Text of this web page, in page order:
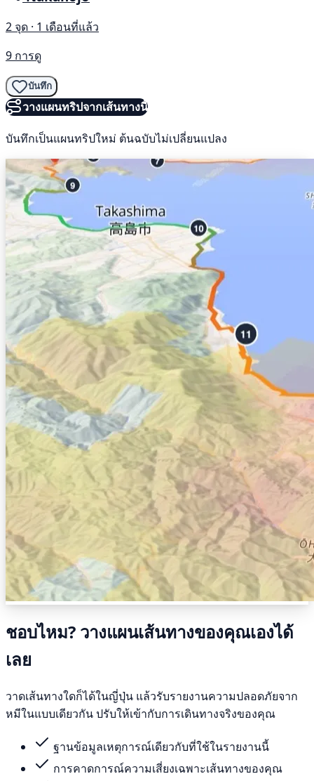
2 จุด · 1 เดือนที่แล้ว
9 การดู
บันทึก
วางแผนทริปจากเส้นทางนี้
บันทึกเป็นแผนทริปใหม่ ต้นฉบับไม่เปลี่ยนแปลง
ชอบไหม? วางแผนเส้นทางของคุณเองได้
เลย
วาดเส้นทางใดก็ได้ในญี่ปุ่น แล้วรับรายงานความปลอดภัยจาก
หมีในแบบเดียวกัน ปรับให้เข้ากับการเดินทางจริงของคุณ
ฐานข้อมูลเหตุการณ์เดียวกับที่ใช้ในรายงานนี้
การคาดการณ์ความเสี่ยงเฉพาะเส้นทางของคุณ